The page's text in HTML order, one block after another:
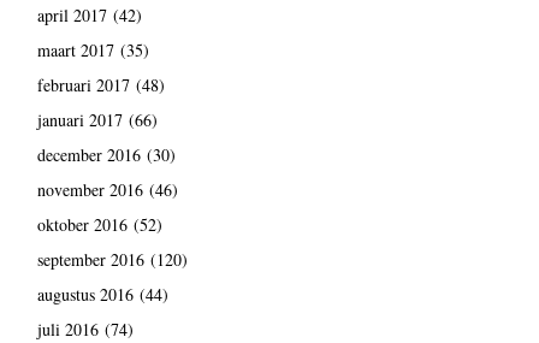
april 2017(42)
maart 2017(35)
februari 2017(48)
januari 2017(66)
december 2016(30)
november 2016(46)
oktober 2016(52)
september 2016(120)
augustus 2016(44)
juli 2016(74)